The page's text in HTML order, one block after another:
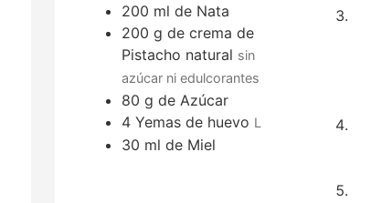
200 ml de Nata
200 g de crema de
Pistacho natural sin
azúcar ni edulcorantes
80 g de Azúcar
4 Yemas de huevo L
30 ml de Miel